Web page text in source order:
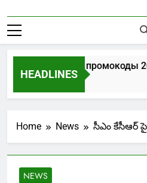
HEADLINES
Лев казино промокоды
5 Days Ago
Home News సీఎం కేసీఆర్
NEWS